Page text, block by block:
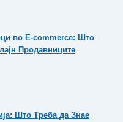
во E-commerce: Што
Продавниците
Што Треба да Знае